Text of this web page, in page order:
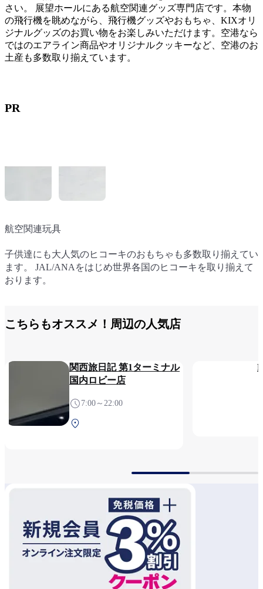
さい。 展望ホールにある航空関連グッズ専門店です。本物
の飛行機を眺めながら、飛行機グッズやおもちゃ、KIXオリ
ジナルグッズのお買い物をお楽しみいただけます。空港なら
ではのエアライン商品やオリジナルクッキーなど、空港のお
土産も多数取り揃えています。
PR
航空関連玩具
子供達にも大人気のヒコーキのおもちゃも多数取り揃えてい
ます。 JAL/ANAをはじめ世界各国のヒコーキを取り揃えて
おります。
航空関連グッズ
エアラインのロゴ商品や、AIRBUS社やBoeing社のロゴグッ
ズを取り揃えております。 モデルプレーンも多数取り揃え
ております。
こちらもオススメ！周辺の人気店
関西旅日記 第1ターミナル
国内ロビー店
7:00～22:00